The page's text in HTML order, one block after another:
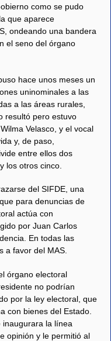
como se pudo
que aparece
ondeando una bandera
el seno del órgano
hace unos meses un
uninominales a las
a las áreas rurales,
resultó pero estuvo
Velasco, y el vocal
y, de paso,
entre ellos dos
los otros cinco.
del SIFDE, una
para denuncias de
actúa con
por Juan Carlos
En todas las
a favor del MAS.
órgano electoral
no podrían
por la ley electoral, que
con bienes del Estado.
inaugurara la línea
opinión y le permitió al